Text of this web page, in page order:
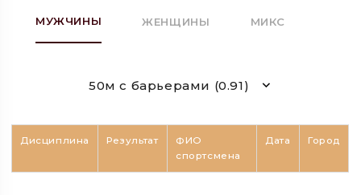
МУЖЧИНЫ ЖЕНЩИНЫ МИКС
50м с барьерами (0.91)
Дисциплина Результат
ФИО
спортсмена
Дата Город